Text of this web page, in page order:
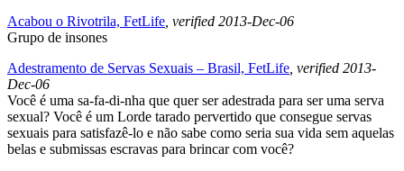
Acabou o Rivotrila, FetLife , verified 2013-Dec-06
Grupo de insones
Adestramento de Servas Sexuais – Brasil, FetLife , verified 2013-
Dec-06
Você é uma sa-fa-di-nha que quer ser adestrada para ser uma serva
sexual? Você é um Lorde tarado pervertido que consegue servas
sexuais para satisfazê-lo e não sabe como seria sua vida sem aquelas
belas e submissas escravas para brincar com você?